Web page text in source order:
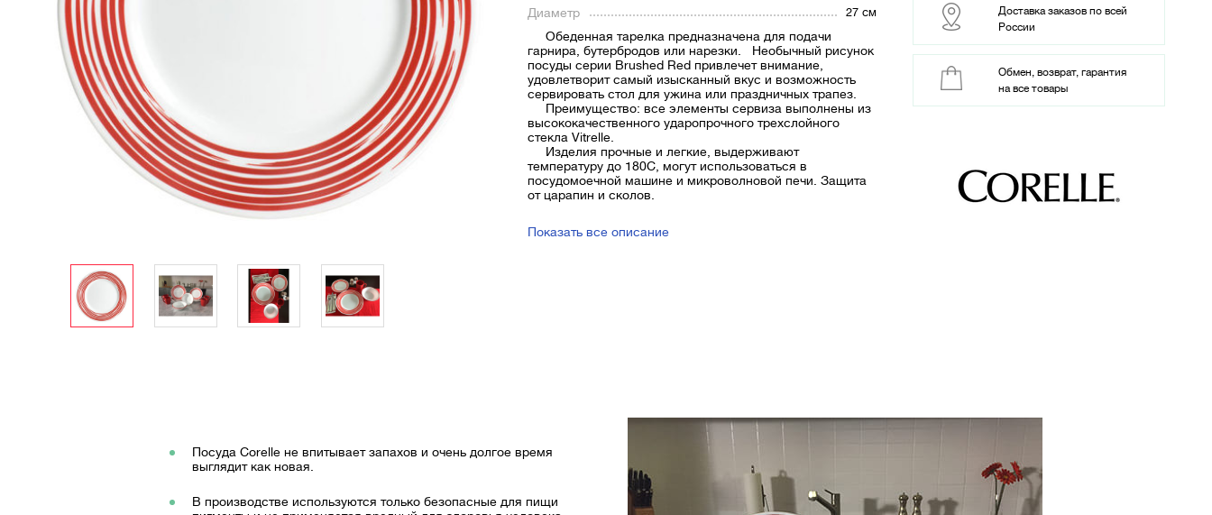
Диаметр 27 см
Обеденная тарелка предназначена для подачи
гарнира, бутербродов или нарезки. Необычный рисунок
посуды серии Brushed Red привлечет внимание,
удовлетворит самый изысканный вкус и возможность
сервировать стол для ужина или праздничных трапез.
Преимущество: все элементы сервиза выполнены из
высококачественного ударопрочного трехслойного
стекла Vitrelle.
Изделия прочные и легкие, выдерживают
температуру до 180С, могут использоваться в
посудомоечной машине и микроволновой печи. Защита
от царапин и сколов.
Показать все описание
Доставка заказов по всей
России
Обмен, возврат, гарантия
на все товары
Посуда Corelle не впитывает запахов и очень долгое время
выглядит как новая.
В производстве используются только безопасные для пищи